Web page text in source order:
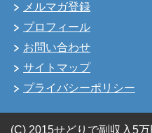
メルマガ登録
プロフィール
お問い合わせ
サイトマップ
プライバシーポリシー
(C) 2015せどりで副収入5